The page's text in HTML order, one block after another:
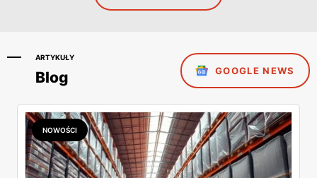
ARTYKUŁY
Blog GOOGLE NEWS
NOWOŚCI